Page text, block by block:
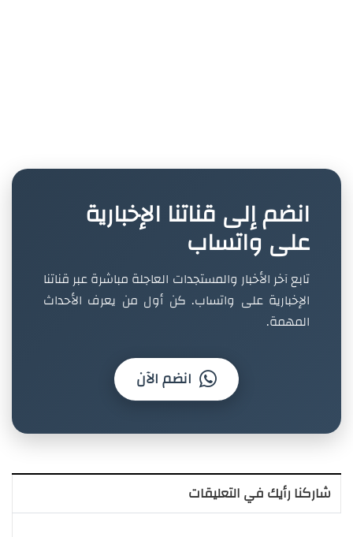
انضم إلى قناتنا الإخبارية
على واتساب
تابع آخر الأخبار والمستجدات العاجلة مباشرة عبر قناتنا
الإخبارية على واتساب. كن أول من يعرف الأحداث
المهمة.
انضم الآن
شاركنا رأيك في التعليقات